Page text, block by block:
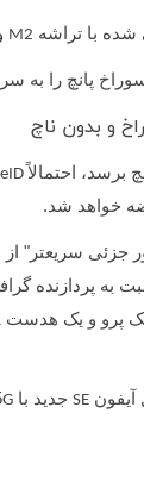
با تراشه M2
را به سری آیفون
FaceID
خواهد شد.
جزئی سریعتر" از
مک پرو و ​​یک هدست
آیفونSE جدید با 5G